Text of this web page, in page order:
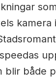
kamera i
blir både